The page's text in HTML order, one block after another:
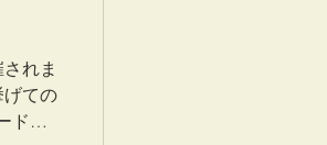
れま
げての
でF-